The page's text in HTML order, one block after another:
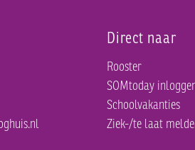
Direct naar
Rooster
SOMtoday
Schoolvakanties
Ziek-/te laat